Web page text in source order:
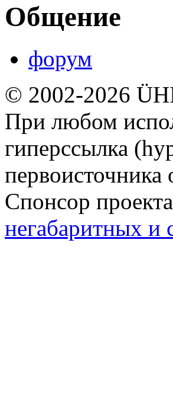
Общение
форум
© 2002-2026
При любом
гиперссылка
первоисточника
Спонсор
негабаритных и